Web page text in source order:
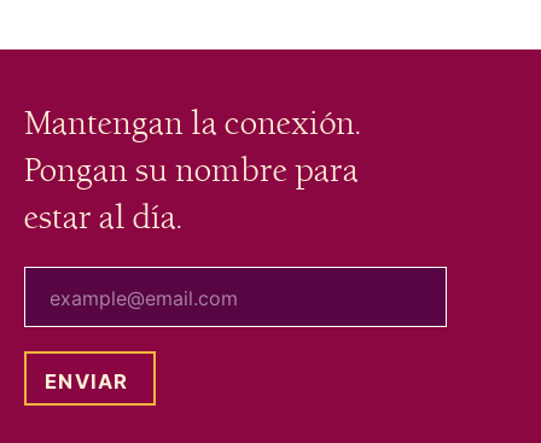
Mantengan la conexión.
Pongan su nombre para
estar al día.